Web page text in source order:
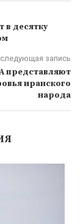
в десятку
следующая запись
представляют
иранского
народа